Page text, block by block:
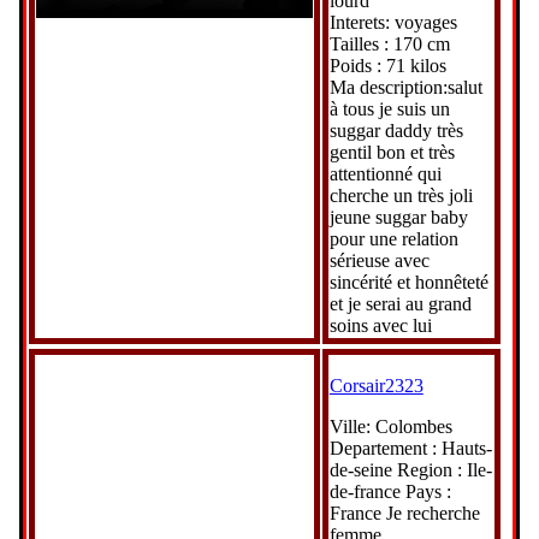
Interets: voyages
Tailles : 170 cm
Poids : 71 kilos
Ma description:salut
à tous je suis un
suggar daddy très
gentil bon et très
attentionné qui
cherche un très joli
jeune suggar baby
pour une relation
sérieuse avec
sincérité et honnêteté
et je serai au grand
soins avec lui
Corsair2323
Ville: Colombes
Departement : Hauts-
de-seine Region : Ile-
de-france Pays :
France Je recherche
femme